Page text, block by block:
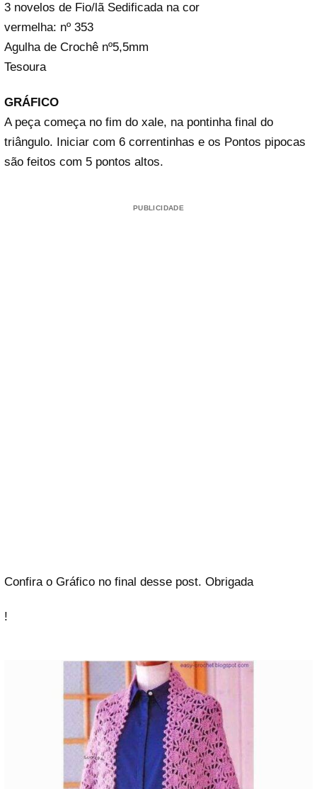
3 novelos de Fio/lã Sedificada na cor
vermelha: nº 353
Agulha de Crochê nº5,5mm
Tesoura
GRÁFICO
A peça começa no fim do xale, na pontinha final do
triângulo. Iniciar com 6 correntinhas e os Pontos pipocas
são feitos com 5 pontos altos.
PUBLICIDADE
Confira o Gráfico no final desse post. Obrigada
!